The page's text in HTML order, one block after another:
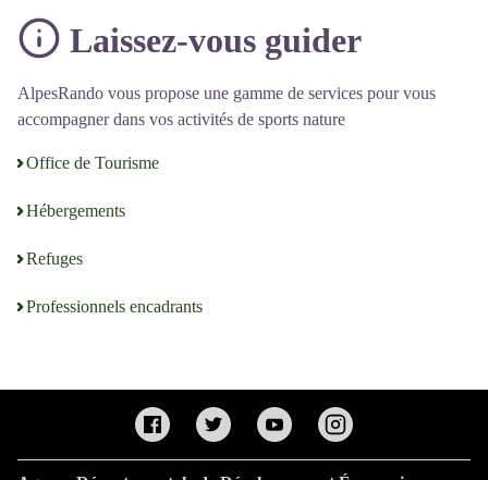
Laissez-vous guider
AlpesRando vous propose une gamme de services pour vous
accompagner dans vos activités de sports nature
Office de Tourisme
Hébergements
Refuges
Professionnels encadrants